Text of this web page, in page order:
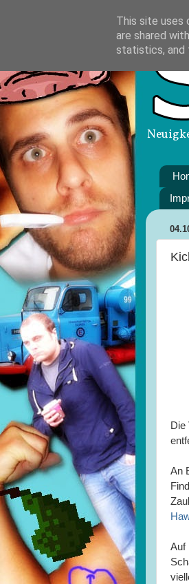
Die
An
Auf
This site uses
are shared
statistics, and